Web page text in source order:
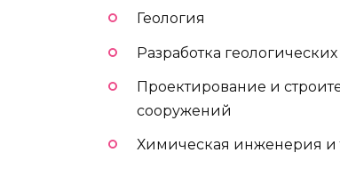
Геология
Разработка
Проектирование и
сооружений
Химическая инженерия и